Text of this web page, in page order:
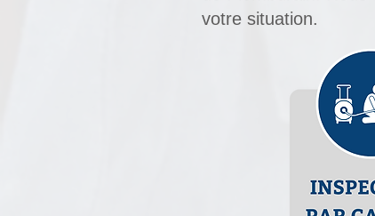
votre situation.